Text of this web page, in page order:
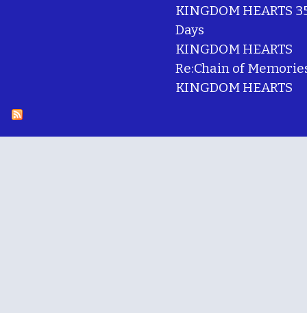
KINGDOM HEARTS
Days
KINGDOM HEARTS
Re:Chain of
KINGDOM HEARTS